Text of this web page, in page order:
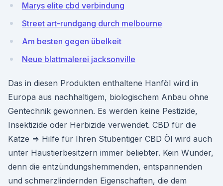
Marys elite cbd verbindung
Street art-rundgang durch melbourne
Am besten gegen übelkeit
Neue blattmalerei jacksonville
Das in diesen Produkten enthaltene Hanföl wird in
Europa aus nachhaltigem, biologischem Anbau ohne
Gentechnik gewonnen. Es werden keine Pestizide,
Insektizide oder Herbizide verwendet. CBD für die
Katze ⇒ Hilfe für Ihren Stubentiger CBD Öl wird auch
unter Haustierbesitzern immer beliebter. Kein Wunder,
denn die entzündungs­hemmenden, entspannenden
und schmerz­lindernden Eigenschaften, die dem